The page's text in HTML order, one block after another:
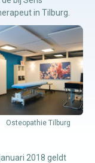
in Tilburg.
Osteopathie Tilburg
2018 geldt